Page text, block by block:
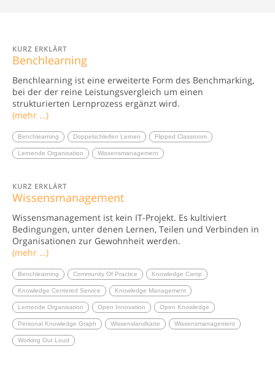
KURZ ERKLÄRT
Benchlearning
Benchlearning ist eine erweiterte Form des Benchmarking,
bei der der reine Leistungsvergleich um einen
strukturierten Lernprozess ergänzt wird.
(mehr …)
Benchlearning Doppelschleifen Lernen Flipped Classroom
Lernende Organisation Wissensmanagement
KURZ ERKLÄRT
Wissensmanagement
Wissensmanagement ist kein IT-Projekt. Es kultiviert
Bedingungen, unter denen Lernen, Teilen und Verbinden in
Organisationen zur Gewohnheit werden.
(mehr …)
Benchlearning Community Of Practice Knowledge Camp
Knowledge Centered Service Knowledge Management
Lernende Organisation Open Innovation Open Knowledge
Personal Knowledge Graph Wissenslandkarte Wissensmanagement
Working Out Loud